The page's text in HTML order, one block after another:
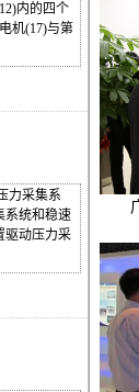
内的四个
机(17)与第
力采集系
系统和稳速
驱动压力采